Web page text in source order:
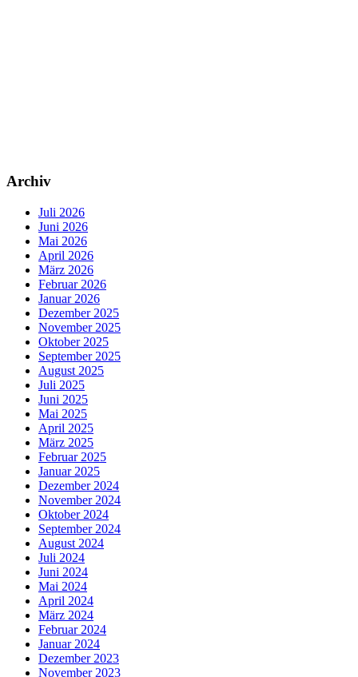
Archiv
Juli 2026
Juni 2026
Mai 2026
April 2026
März 2026
Februar 2026
Januar 2026
Dezember 2025
November 2025
Oktober 2025
September 2025
August 2025
Juli 2025
Juni 2025
Mai 2025
April 2025
März 2025
Februar 2025
Januar 2025
Dezember 2024
November 2024
Oktober 2024
September 2024
August 2024
Juli 2024
Juni 2024
Mai 2024
April 2024
März 2024
Februar 2024
Januar 2024
Dezember 2023
November 2023